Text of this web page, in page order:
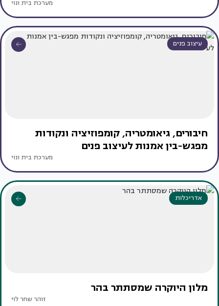
מערכת בית ונוי
עיצוב פנים
חיבורים, גיאומטריה, קומפוזיציה ונקודות
מפגש-בין אמנות לעיצוב פנים
מערכת בית ונוי
אדריכלות
מלון היוקרה שמסתתר בהר
זוהר שחר לוי